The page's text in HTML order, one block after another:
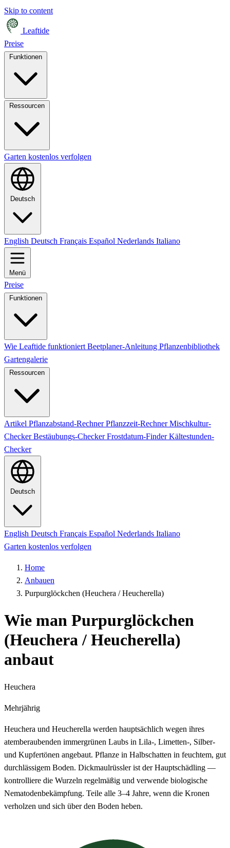
Skip to content
Leaftide
Preise
Garten kostenlos verfolgen
Deutsch
English Deutsch Français Español Nederlands Italiano
Menü
Preise
Funktionen
Wie Leaftide funktioniert Beetplaner-Anleitung Pflanzenbibliothek
Gartengalerie
Ressourcen
Artikel Pflanzabstand-RechnerPflanzzeit-RechnerMischkultur-
CheckerBestäubungs-CheckerFrostdatum-FinderKältestunden-
Checker
Deutsch
English Deutsch Français Español Nederlands Italiano
Garten kostenlos verfolgen
Home
Anbauen
Purpurglöckchen (Heuchera / Heucherella)
Wie man Purpurglöckchen
(Heuchera / Heucherella)
anbaut
Heuchera
Mehrjährig
Heuchera und Heucherella werden hauptsächlich wegen ihres
atemberaubenden immergrünen Laubs in Lila-, Limetten-, Silber-
und Kupfertönen angebaut. Pflanze in Halbschatten in feuchtem, gut
durchlässigem Boden. Dickmaulrüssler ist der Hauptschädling —
kontrolliere die Wurzeln regelmäßig und verwende biologische
Nematodenbekämpfung. Teile alle 3–4 Jahre, wenn die Kronen
verholzen und sich über den Boden heben.